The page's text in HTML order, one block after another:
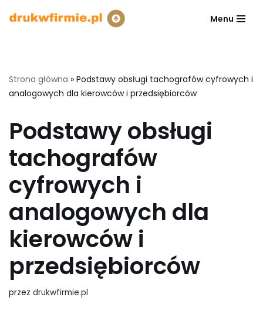
Menu
Strona główna » Podstawy obsługi tachografów cyfrowych i
analogowych dla kierowców i przedsiębiorców
Podstawy obsługi
tachografów
cyfrowych i
analogowych dla
kierowców i
przedsiębiorców
przez drukwfirmie.pl